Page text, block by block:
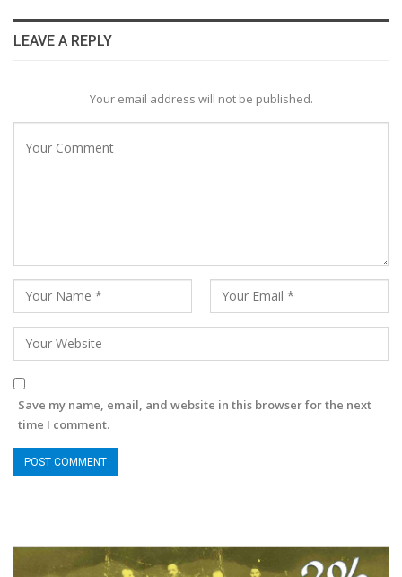
LEAVE A REPLY
Your email address will not be published.
Save my name, email, and website in this browser for the next
time I comment.